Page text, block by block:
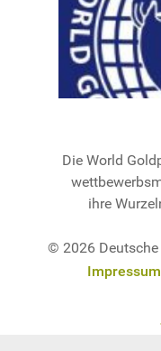
Die World
ihre
© 2026 Deutsche
Impressum